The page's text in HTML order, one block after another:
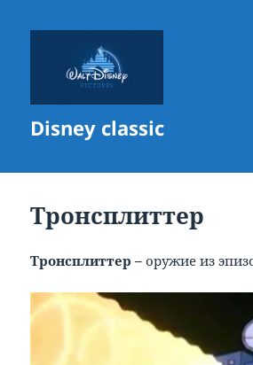
Disney classic
Тронсплиттер
Тронсплиттер –оружие из